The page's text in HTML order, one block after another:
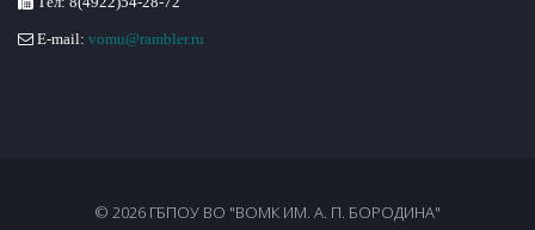
E-mail: vomu@rambler.ru
© 2026 ГБПОУ ВО "ВОМК ИМ. А. П. БОРОДИНА"